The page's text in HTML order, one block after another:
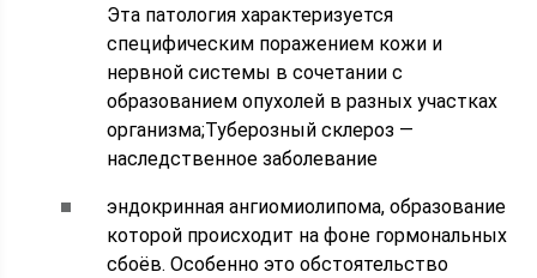
Эта патология характеризуется
специфическим поражением кожи и
нервной системы в сочетании с
образованием опухолей в разных участках
организма;Туберозный склероз —
наследственное заболевание
эндокринная ангиомиолипома, образование
которой происходит на фоне гормональных
сбоёв. Особенно это обстоятельство